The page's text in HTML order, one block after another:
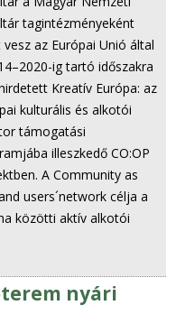
tagintézményeként
vesz az Európai Unió által
ig tartó időszakra
Kreatív Európa: az
kulturális és alkotói
támogatási
illeszkedő CO:OP
A Community as
users´network célja a
közötti aktív alkotói
nyári